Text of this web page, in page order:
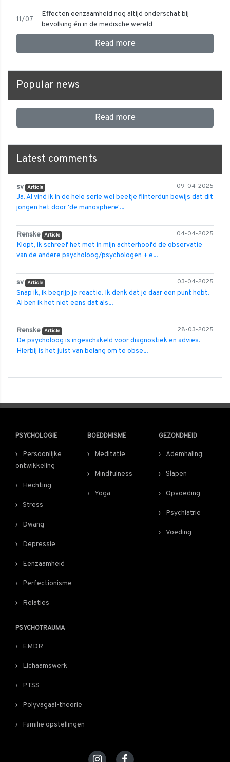
11/07
Effecten eenzaamheid nog altijd onderschat bij
bevolking én in de medische wereld
Read more
Popular news
Read more
Latest comments
09-04-2025
sv Article
Ja. Al vind ik in de hele serie wel beetje flinterdun bewijs dat dit
jongen het door 'de manosphere'...
04-04-2025
Renske Article
Klopt, ik schreef het met in mijn achterhoofd de observatie
van de andere psycholoog/psychologen + e...
03-04-2025
sv Article
Snap ik, ik begrijp je reactie. Ik denk dat je daar een punt hebt.
Al ben ik het niet eens dat als...
28-03-2025
Renske Article
De psycholoog is ingeschakeld voor diagnostiek en advies.
Hierbij is het juist van belang om te obse...
PSYCHOLOGIE
Persoonlijke
ontwikkeling
Hechting
Stress
Dwang
Depressie
Eenzaamheid
Perfectionisme
Relaties
BOEDDHISME
Meditatie
Mindfulness
Yoga
GEZONDHEID
Ademhaling
Slapen
Opvoeding
Psychiatrie
Voeding
PSYCHOTRAUMA
EMDR
Lichaamswerk
PTSS
Polyvagaal-theorie
Familie opstellingen